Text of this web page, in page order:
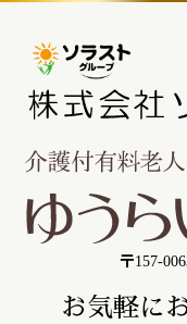
〒157-
お気軽に